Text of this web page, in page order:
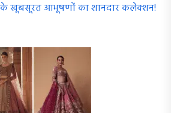
के खूबसूरत आभूषणों का शानदार कलेक्शन!